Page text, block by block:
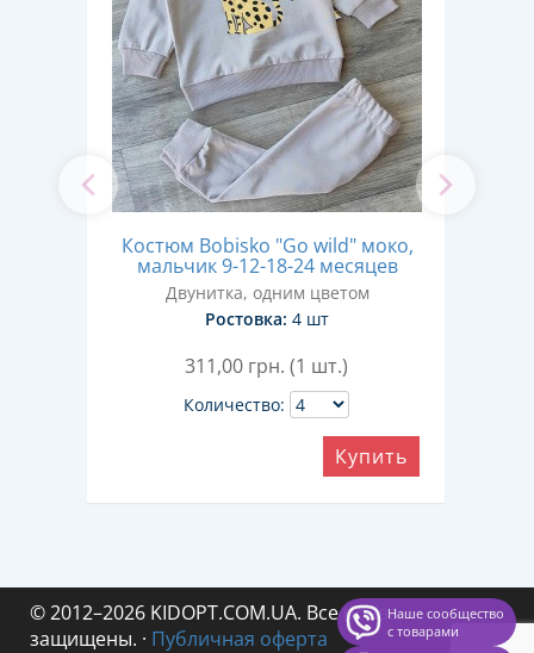
Костюм Bobisko "Go wild" моко,
мальчик 9-12-18-24 месяцев
Двунитка, одним цветом
Ростовка: 4 шт
311,00 грн. (1 шт.)
Количество:
Купить
© 2012–2026 KIDOPT.COM.UA. Все права
защищены. · Публичная оферта
Наше сообщество
с товарами